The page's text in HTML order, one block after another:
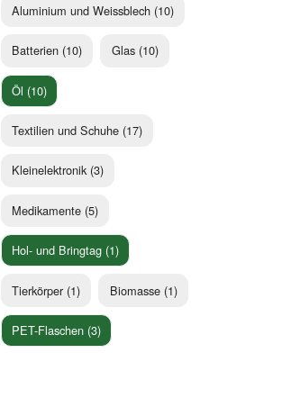
Aluminium und Weissblech (10)
Batterien (10) Glas (10)
Öl (10)
Textilien und Schuhe (17)
Kleinelektronik (3)
Medikamente (5)
Hol- und Bringtag (1)
Tierkörper (1) Biomasse (1)
PET-Flaschen (3)